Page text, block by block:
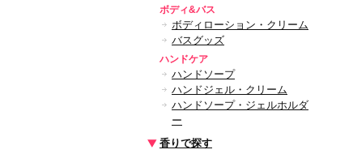
ボディ&バス
ボディローション・クリーム
バスグッズ
ハンドケア
ハンドソープ
ハンドジェル・クリーム
ハンドソープ・ジェルホルダ
ー
香りで探す